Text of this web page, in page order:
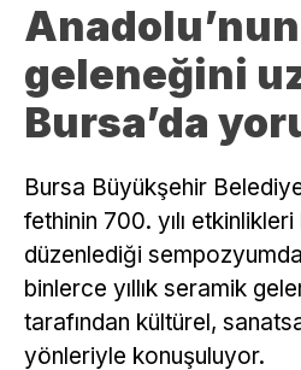
geleneğini
Bursa’da
Bursa Büyükşehir
fethinin 700. yılı etkinlikleri
düzenlediği
binlerce yıllık seramik
tarafından kültürel,
yönleriyle konuşuluyor.